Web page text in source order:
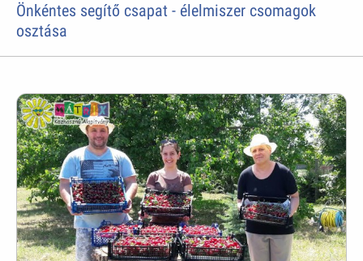
Önkéntes segítő csapat - élelmiszer csomagok
osztása